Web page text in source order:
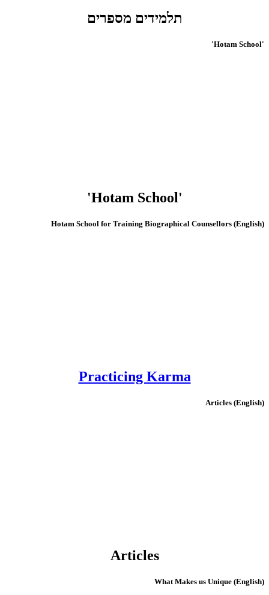
תלמידים מספרים
'Hotam School'
'Hotam School'
(English) Hotam School for Training Biographical Counsellors
Practicing Karma
(English) Articles
Articles
(English) What Makes us Unique